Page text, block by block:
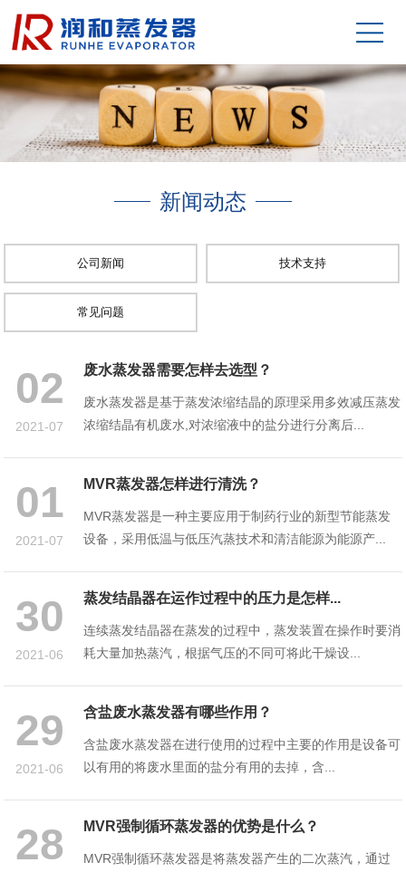
新闻动态
公司新闻 技术支持
常见问题
02
2021-07
废水蒸发器需要怎样去选型？
废水蒸发器是基于蒸发浓缩结晶的原理采用多效减压蒸发
浓缩结晶有机废水,对浓缩液中的盐分进行分离后...
01
2021-07
MVR蒸发器怎样进行清洗？
MVR蒸发器是一种主要应用于制药行业的新型节能蒸发
设备，采用低温与低压汽蒸技术和清洁能源为能源产...
30
2021-06
蒸发结晶器在运作过程中的压力是怎样...
连续蒸发结晶器在蒸发的过程中，蒸发装置在操作时要消
耗大量加热蒸汽，根据气压的不同可将此干燥设...
29
2021-06
含盐废水蒸发器有哪些作用？
含盐废水蒸发器在进行使用的过程中主要的作用是设备可
以有用的将废水里面的盐分有用的去掉，含...
28 MVR强制循环蒸发器的优势是什么？
MVR强制循环蒸发器是将蒸发器产生的二次蒸汽，通过